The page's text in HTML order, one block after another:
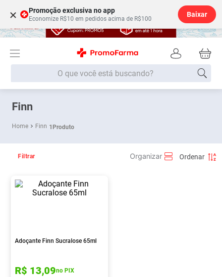
× Promoção exclusiva no app
Economize R$10 em pedidos acima de R$100
Baixar
O que você está buscando?
Finn
Finn 1Produto
Filtrar
Adoçante Finn Sucralose 65ml
R$ 13,09no PIX
Termos mais buscados
1 º Fralda
3º
Fralda G
10 º Lavitan